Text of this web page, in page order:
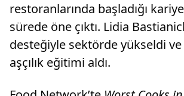
restoranlarında başladığı
sürede öne çıktı. Lidia
desteğiyle sektörde yükseldi ve
aşçılık eğitimi aldı.